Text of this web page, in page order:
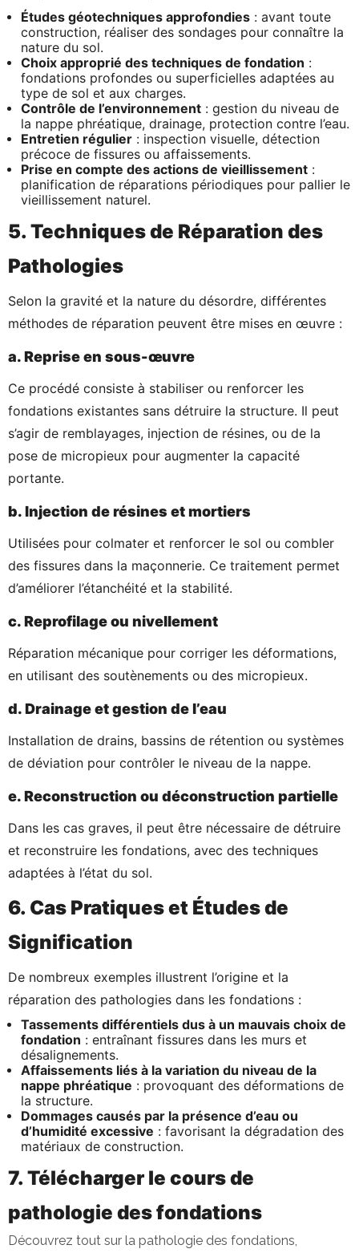
Études géotechniques approfondies : avant toute
construction, réaliser des sondages pour connaître la
nature du sol.
Choix approprié des techniques de fondation :
fondations profondes ou superficielles adaptées au
type de sol et aux charges.
Contrôle de l’environnement : gestion du niveau de
la nappe phréatique, drainage, protection contre l’eau.
Entretien régulier : inspection visuelle, détection
précoce de fissures ou affaissements.
Prise en compte des actions de vieillissement :
planification de réparations périodiques pour pallier le
vieillissement naturel.
5. Techniques de Réparation des
Pathologies
Selon la gravité et la nature du désordre, différentes
méthodes de réparation peuvent être mises en œuvre :
a. Reprise en sous-œuvre
Ce procédé consiste à stabiliser ou renforcer les
fondations existantes sans détruire la structure. Il peut
s’agir de remblayages, injection de résines, ou de la
pose de micropieux pour augmenter la capacité
portante.
b. Injection de résines et mortiers
Utilisées pour colmater et renforcer le sol ou combler
des fissures dans la maçonnerie. Ce traitement permet
d’améliorer l’étanchéité et la stabilité.
c. Reprofilage ou nivellement
Réparation mécanique pour corriger les déformations,
en utilisant des soutènements ou des micropieux.
d. Drainage et gestion de l’eau
Installation de drains, bassins de rétention ou systèmes
de déviation pour contrôler le niveau de la nappe.
e. Reconstruction ou déconstruction partielle
Dans les cas graves, il peut être nécessaire de détruire
et reconstruire les fondations, avec des techniques
adaptées à l’état du sol.
6. Cas Pratiques et Études de
Signification
De nombreux exemples illustrent l’origine et la
réparation des pathologies dans les fondations :
Tassements différentiels dus à un mauvais choix de
fondation : entraînant fissures dans les murs et
désalignements.
Affaissements liés à la variation du niveau de la
nappe phréatique : provoquant des déformations de
la structure.
Dommages causés par la présence d’eau ou
d’humidité excessive : favorisant la dégradation des
matériaux de construction.
7. Télécharger le cours de
pathologie des fondations
Découvrez tout sur la pathologie des fondations,